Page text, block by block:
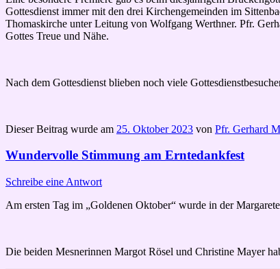
Gottesdienst immer mit den drei Kirchengemeinden im
Thomaskirche unter Leitung von Wolfgang Werthner. Pfr.
Gottes Treue und Nähe.
Nach dem Gottesdienst blieben noch viele
Dieser Beitrag wurde am 25. Oktober 2023 von Pfr. Gerhard
Wundervolle Stimmung am Erntedankfest
Schreibe eine Antwort
Am ersten Tag im „Goldenen Oktober“ wurde in der
Die beiden Mesnerinnen Margot Rösel und Christine Mayer